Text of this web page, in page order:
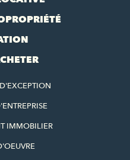
IMMOBILIER